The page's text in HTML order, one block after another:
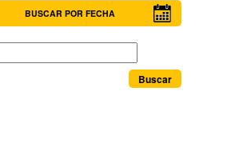
BUSCAR POR FECHA